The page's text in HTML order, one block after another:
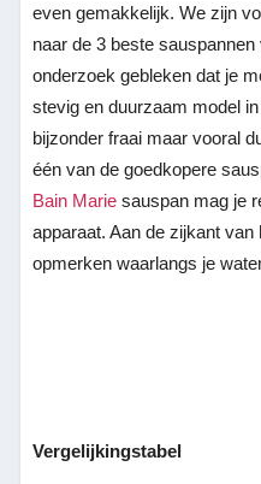
even gemakkelijk. We zijn
naar de 3 beste
onderzoek gebleken dat je
stevig en duurzaam model
bijzonder fraai maar vooral
één van de goedkopere
Bain Marie sauspan mag je
apparaat. Aan de zijkant
opmerken waarlangs je
Vergelijkingstabel